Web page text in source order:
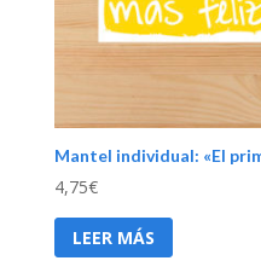
Mantel individual: «El
4,75€
LEER MÁS